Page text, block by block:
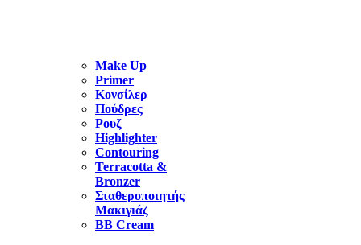
Make Up
Primer
Κονσίλερ
Πούδρες
Ρουζ
Highlighter
Contouring
Terracotta &
Bronzer
Σταθεροποιητής
Μακιγιάζ
BB Cream